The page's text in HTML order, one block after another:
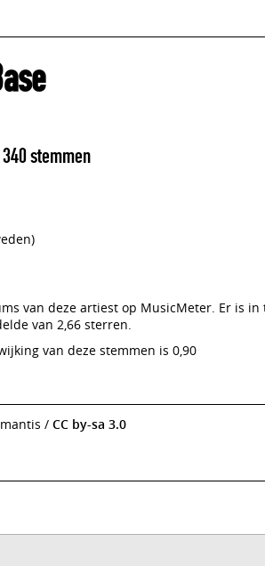
340stemmen
van deze artiest op MusicMeter. Er is
van 2,66 sterren.
van deze stemmen is 0,90
/ CC by-sa 3.0